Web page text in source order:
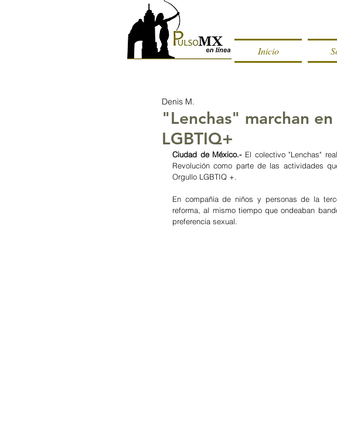
Inicio
"Lenchas" marchan
LGBTIQ+
Denis M.
Ciudad de México.- El colectivo "Lenchas"
Revolución como parte de las actividades
Orgullo LGBTIQ +.
En compañía de niños y personas de la
reforma, al mismo tiempo que ondeaban
preferencia sexual.